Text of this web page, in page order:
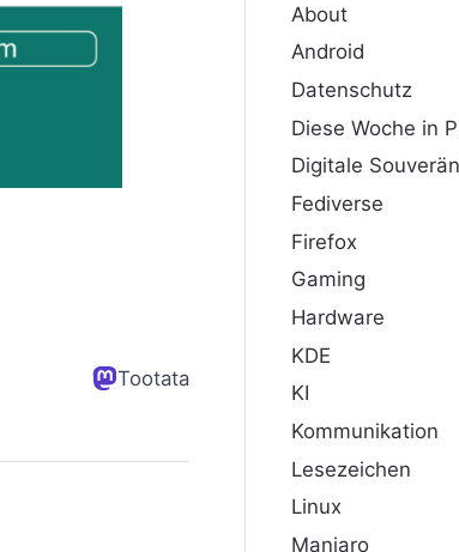
Tootata
About
Android
Datenschutz
Diese Woche in
Digitale
Fediverse
Firefox
Gaming
Hardware
KDE
KI
Kommunikation
Lesezeichen
Linux
Manjaro